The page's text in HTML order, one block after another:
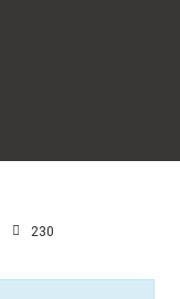
230